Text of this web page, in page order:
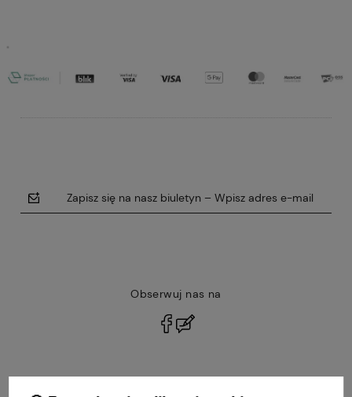
Zapisz się na nasz biuletyn – Wpisz adres e-mail
Obserwuj nas na